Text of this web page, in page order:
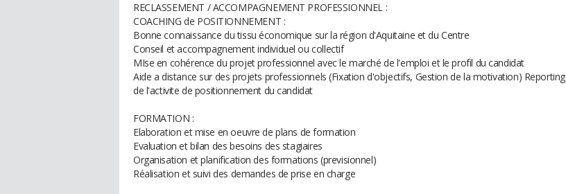
RECLASSEMENT / ACCOMPAGNEMENT PROFESSIONNEL :
COACHING de POSITIONNEMENT :
Bonne connaissance du tissu économique sur la région d'Aquitaine et du Centre
Conseil et accompagnement individuel ou collectif
MIse en cohérence du projet professionnel avec le marché de l'emploi et le profil du candidat
Aide a distance sur des projets professionnels (Fixation d'objectifs, Gestion de la motivation) Reporting
de l'activite de positionnement du candidat
FORMATION :
Elaboration et mise en oeuvre de plans de formation
Evaluation et bilan des besoins des stagiaires
Organisation et planification des formations (previsionnel)
Réalisation et suivi des demandes de prise en charge